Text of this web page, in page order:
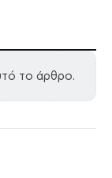
το άρθρο.